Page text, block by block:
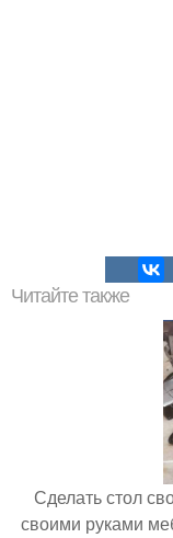
Читайте также
Сделать стол
своими руками